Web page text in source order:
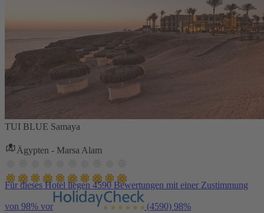
TUI BLUE Samaya
Ägypten - Marsa Alam
Für dieses Hotel liegen 4590 Bewertungen mit einer Zustimmung
von 98% vor (4590) 98%